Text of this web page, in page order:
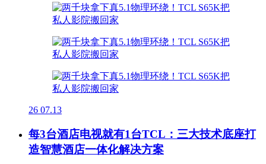
26 07.13
每3台酒店电视就有1台TCL：三大技术底座打
造智慧酒店一体化解决方案